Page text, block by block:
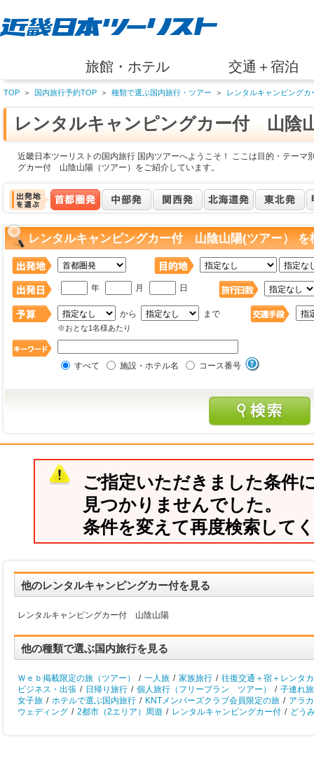
旅館・ホテル 交通＋宿泊
TOP ＞ 国内旅行予約TOP ＞ 種類で選ぶ国内旅行・ツアー ＞ レンタルキャンピングカ
レンタルキャンピングカー付 山陰
近畿日本ツーリストの国内旅行 国内ツアーへようこそ！ ここは目的・テーマ
グカー付 山陰山陽（ツアー）をご紹介しています。
レンタルキャンピングカー付 山陰山陽(ツアー） を
年 月 日
から まで
※おとな1名様あたり
すべて 施設・ホテル名 コース番号
ご指定いただきました条件
見つかりませんでした。
条件を変えて再度検索して
他のレンタルキャンピングカー付を見る
レンタルキャンピングカー付 山陰山陽
他の種類で選ぶ国内旅行を見る
Ｗｅｂ掲載限定の旅（ツアー） / 一人旅 / 家族旅行 / 往復交通＋宿＋レンタ
ビジネス・出張 / 日帰り旅行 / 個人旅行（フリープラン ツアー） / 子連れ
女子旅 / ホテルで選ぶ国内旅行 / KNTメンバーズクラブ会員限定の旅 / アラ
ウェディング / 2都市（2エリア）周遊 / レンタルキャンピングカー付 / どう